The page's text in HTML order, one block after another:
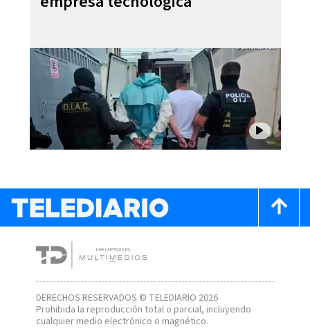
DERECHOS RESERVADOS © TELEDIARIO 2026
Prohibida la reproducción total o parcial, incluyendo
cualquier medio electrónico o magnético.